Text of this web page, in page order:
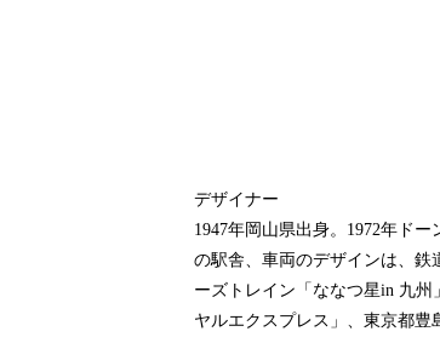
デザイナー
1947年岡山県出身。1972年ド
の駅舎、車両のデザインは、鉄
ーズトレイン「ななつ星in 九州
ヤルエクスプレス」、東京都豊